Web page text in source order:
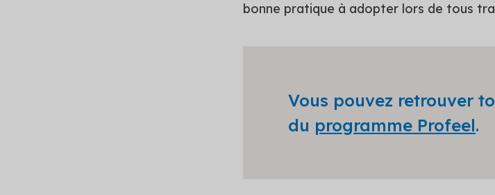
bonne pratique à adopter lors de tous
Vous pouvez retrouver
du programme Profeel.